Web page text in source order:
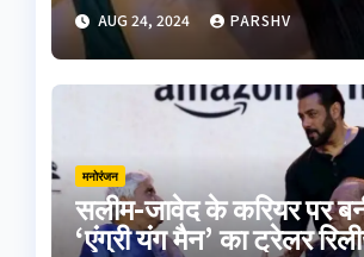
AUG 24, 2024 PARSHV
मनोरंजन
सलीम-जावेद के करियर पर
‘एंग्री यंग मैन’ का ट्रेलर